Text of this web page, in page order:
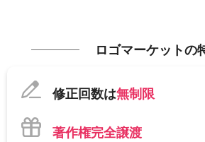
ロゴマーケットの
修正回数は無制限
著作権完全譲渡